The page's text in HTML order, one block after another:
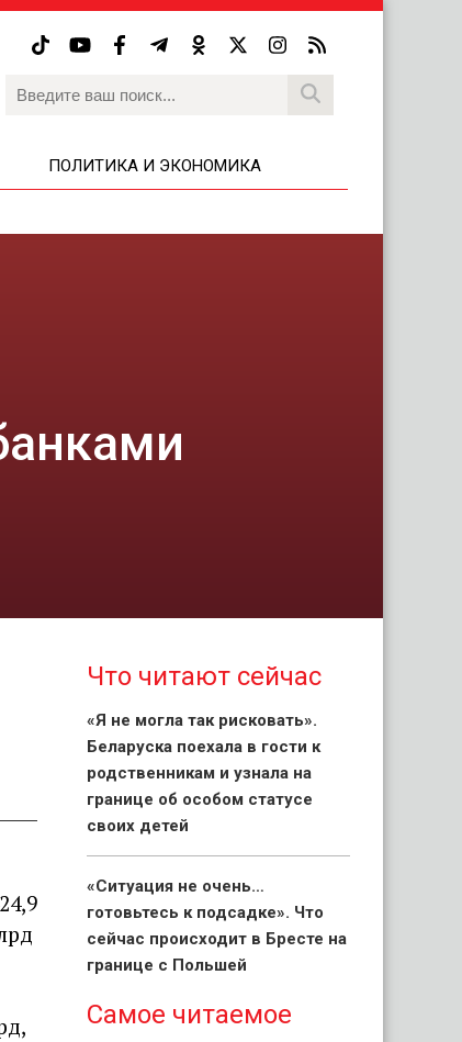
ПОЛИТИКА И ЭКОНОМИКА
Что читают сейчас
«Я не могла так рисковать».
Беларуска поехала в гости к
родственникам и узнала на
границе об особом статусе
своих детей
«Ситуация не очень…
готовьтесь к подсадке». Что
сейчас происходит в Бресте на
границе с Польшей
Самое читаемое